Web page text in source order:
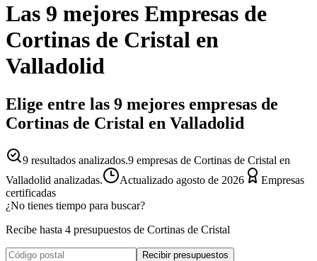
Las 9 mejores Empresas de
Cortinas de Cristal en
Valladolid
Elige entre las 9 mejores empresas de
Cortinas de Cristal en Valladolid
9 resultados analizados.9 empresas de Cortinas de Cristal en
Valladolid analizadas.
Actualizado agosto de 2026
Empresas
certificadas
¿No tienes tiempo para buscar?
Recibe hasta 4 presupuestos de Cortinas de Cristal
Recibir presupuestos